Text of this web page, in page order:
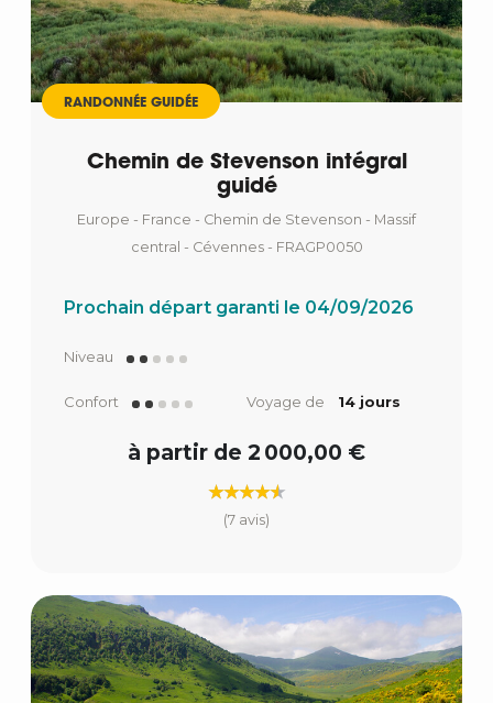
RANDONNÉE GUIDÉE
Chemin de Stevenson intégral
guidé
Europe - France - Chemin de Stevenson - Massif
central - Cévennes - FRAGP0050
Prochain départ garanti le 04/09/2026
Niveau
Confort Voyage de 14 jours
à partir de 2 000,00 €
(7 avis)